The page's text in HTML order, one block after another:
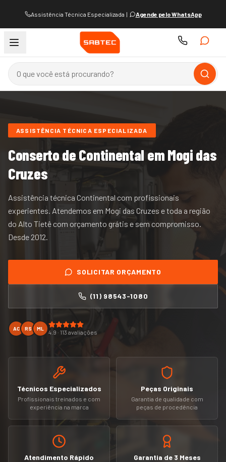
Assistência Técnica Especializada | Agende pelo WhatsApp
ASSISTÊNCIA TÉCNICA ESPECIALIZADA
Conserto deContinental em Mogi das
Cruzes
Assistência técnica Continental com profissionais
experientes. Atendemos em Mogi das Cruzes etoda a região
do Alto Tietê com orçamento grátis e sem compromisso.
Desde 2012.
SOLICITAR ORÇAMENTO
(11) 98543-1080
AC RS ML
4.9 · 113 avaliações
Técnicos Especializados
Profissionais treinados e com
experiência na marca
Peças Originais
Garantia de qualidade com
peças de procedência
Atendimento Rápido Garantia de 3 Meses